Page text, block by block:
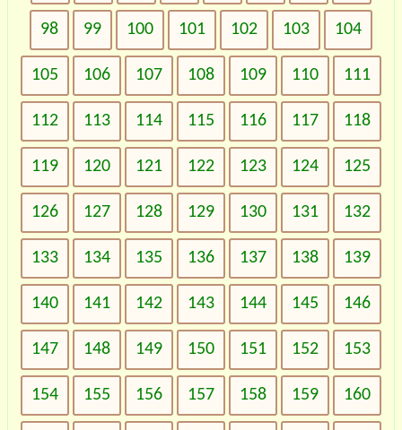
98 99 100 101 102 103 104
105 106 107 108 109 110 111
112 113 114 115 116 117 118
119 120 121 122 123 124 125
126 127 128 129 130 131 132
133 134 135 136 137 138 139
140 141 142 143 144 145 146
147 148 149 150 151 152 153
154 155 156 157 158 159 160